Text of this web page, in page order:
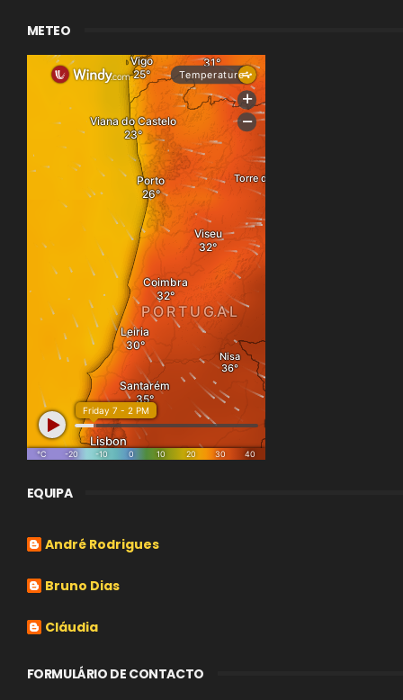
METEO
EQUIPA
André Rodrigues
Bruno Dias
Cláudia
FORMULÁRIO DE CONTACTO